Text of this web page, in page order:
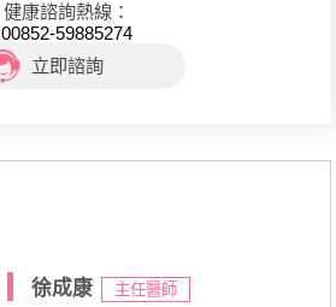
健康諮詢熱線：
00852-59885274
立即諮詢
徐成康 主任醫師